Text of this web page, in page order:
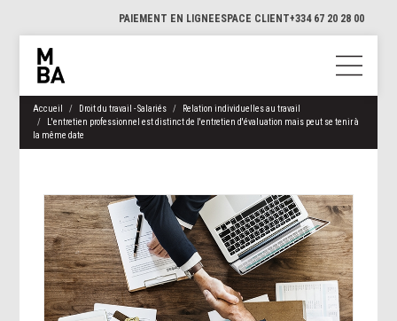
PAIEMENT EN LIGNEESPACE CLIENT+334 67 20 28 00
Accueil Droit du travail - Salariés
Relation individuelles au travail
L'entretien professionnel est distinct de l'entretien d'évaluation mais peut se tenir à
la même date